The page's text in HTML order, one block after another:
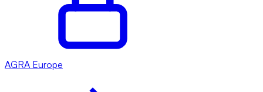
AGRA Europe